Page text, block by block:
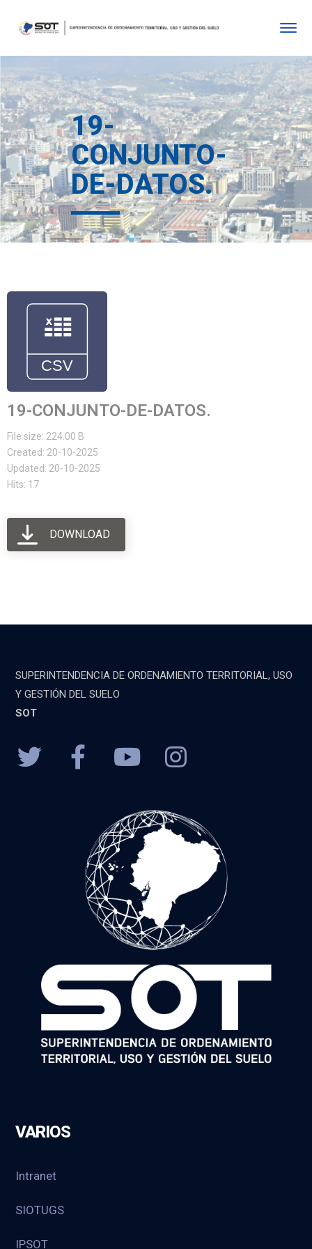
19-
CONJUNTO-
DE-DATOS.
19-CONJUNTO-DE-DATOS.
File size: 224.00 B
Created: 20-10-2025
Updated: 20-10-2025
Hits: 17
DOWNLOAD
SUPERINTENDENCIA DE ORDENAMIENTO TERRITORIAL, USO
Y GESTIÓN DEL SUELO
SOT
VARIOS
Intranet
SIOTUGS
IPSOT